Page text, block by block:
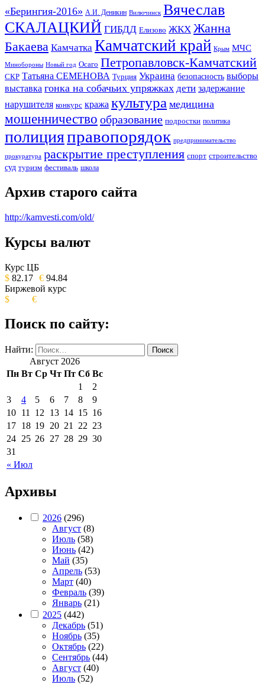
«Берингия-2016» А.И. Деникин Вилючинск Вячеслав
СКАЛАЦКИЙ ГИБДД Елизово ЖКХ Жанна
Бакаева Камчатка Камчатский край Крым МЧС
Минобороны Новый год Осаго Петропавловск-Камчатский
СКР Татьяна СЕМЕНОВА Турция Украина безопасность выборы
выставка гонка на собачьих упряжках дети задержание
нарушителя конкурс кража культура медицина
мошенничество образование подростки политика
полицияправопорядок предпринимательство
прокуратура раскрытие преступления спорт строительство
суд туризм фестиваль школа
Архив старого сайта
http://kamvesti.com/old/
ОБЩЕСТВЕННО-ПОЛИТИЧЕСКОЕ
ИЗДАНИЕ КАМЧАТСКОГО КРАЯ.
Курсы валют
Курс ЦБ
$ 82.17 € 94.84
Биржевой курс
$
€
Поиск по сайту:
Найти:
Август 2026
Пн Вт Ср Чт Пт Сб Вс
« Июл
1
2
3
4 5 6 7 8
9
10 11 12 13 14 15 16
17 18 19 20 21 22 23
24 25 26 27 28 29 30
31
Архивы
2026 (296)
Август (8)
Июль (58)
Июнь (42)
Май (35)
Апрель (53)
Март (40)
Февраль (39)
Январь (21)
2025 (442)
Декабрь (51)
Ноябрь (35)
Октябрь (22)
Сентябрь (44)
Август (40)
Июль (52)